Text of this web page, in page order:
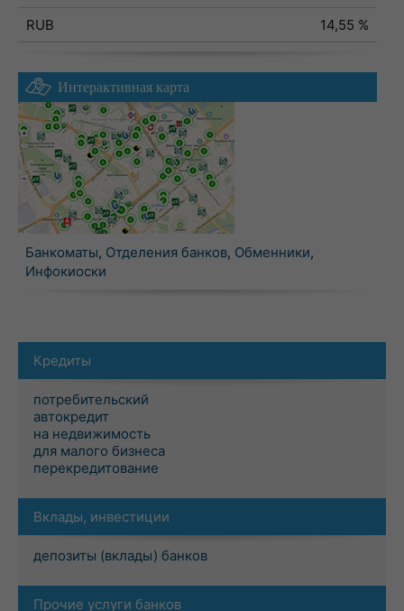
RUB
14,55 %
Интерактивная карта
Банкоматы, Отделения банков, Обменники,
Инфокиоски
Кредиты
потребительский
автокредит
на недвижимость
для малого бизнеса
перекредитование
Вклады, инвестиции
депозиты (вклады) банков
Прочие услуги банков